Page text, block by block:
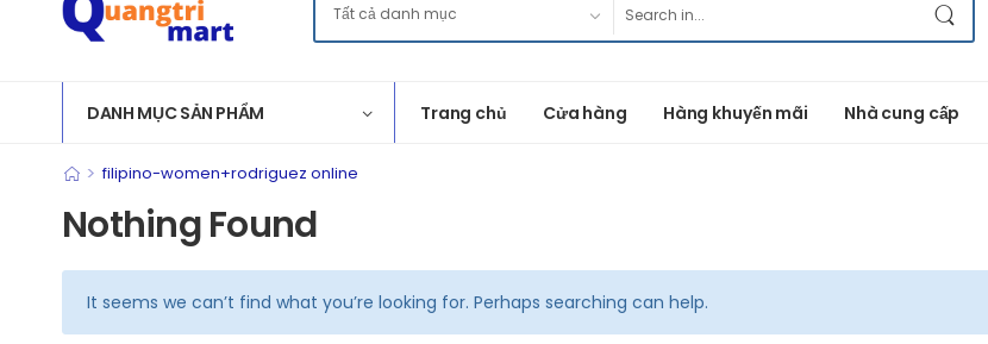
DANH MỤC SẢN PHẨM Trang chủ Cửa hàng Hàng khuyến mãi Nhà cung cấp
> filipino-women+rodriguez online
Nothing Found
It seems we can’t find what you’re looking for. Perhaps searching can help.